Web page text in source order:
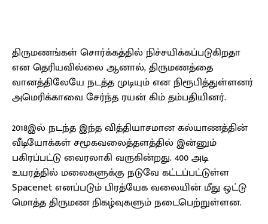
திருமணங்கள் சொர்க்கத்தில் நிச்சயிக்கப்படுகிறதா
என தெரியவில்லை ஆனால், திருமணத்தை
வானத்திலேயே நடத்த முடியும் என நிரூபித்துள்ளனர்
அமெரிக்காவை சேர்ந்த ரயன் கிம் தம்பதியினர்.
2018இல் நடந்த இந்த வித்தியாசமான கல்யாணத்தின்
வீடியோக்கள் சமூகவலைத்தளத்தில் இன்னும்
பகிரப்பட்டு வைரலாகி வருகின்றது. 400 அடி
உயரத்தில் மலைகளுக்கு நடுவே கட்டப்பட்டுள்ள
Spacenet எனப்படும் பிரத்யேக வலையின் மீது ஒட்டு
மொத்த திருமண நிகழ்வுகளும் நடைபெற்றுள்ளன.